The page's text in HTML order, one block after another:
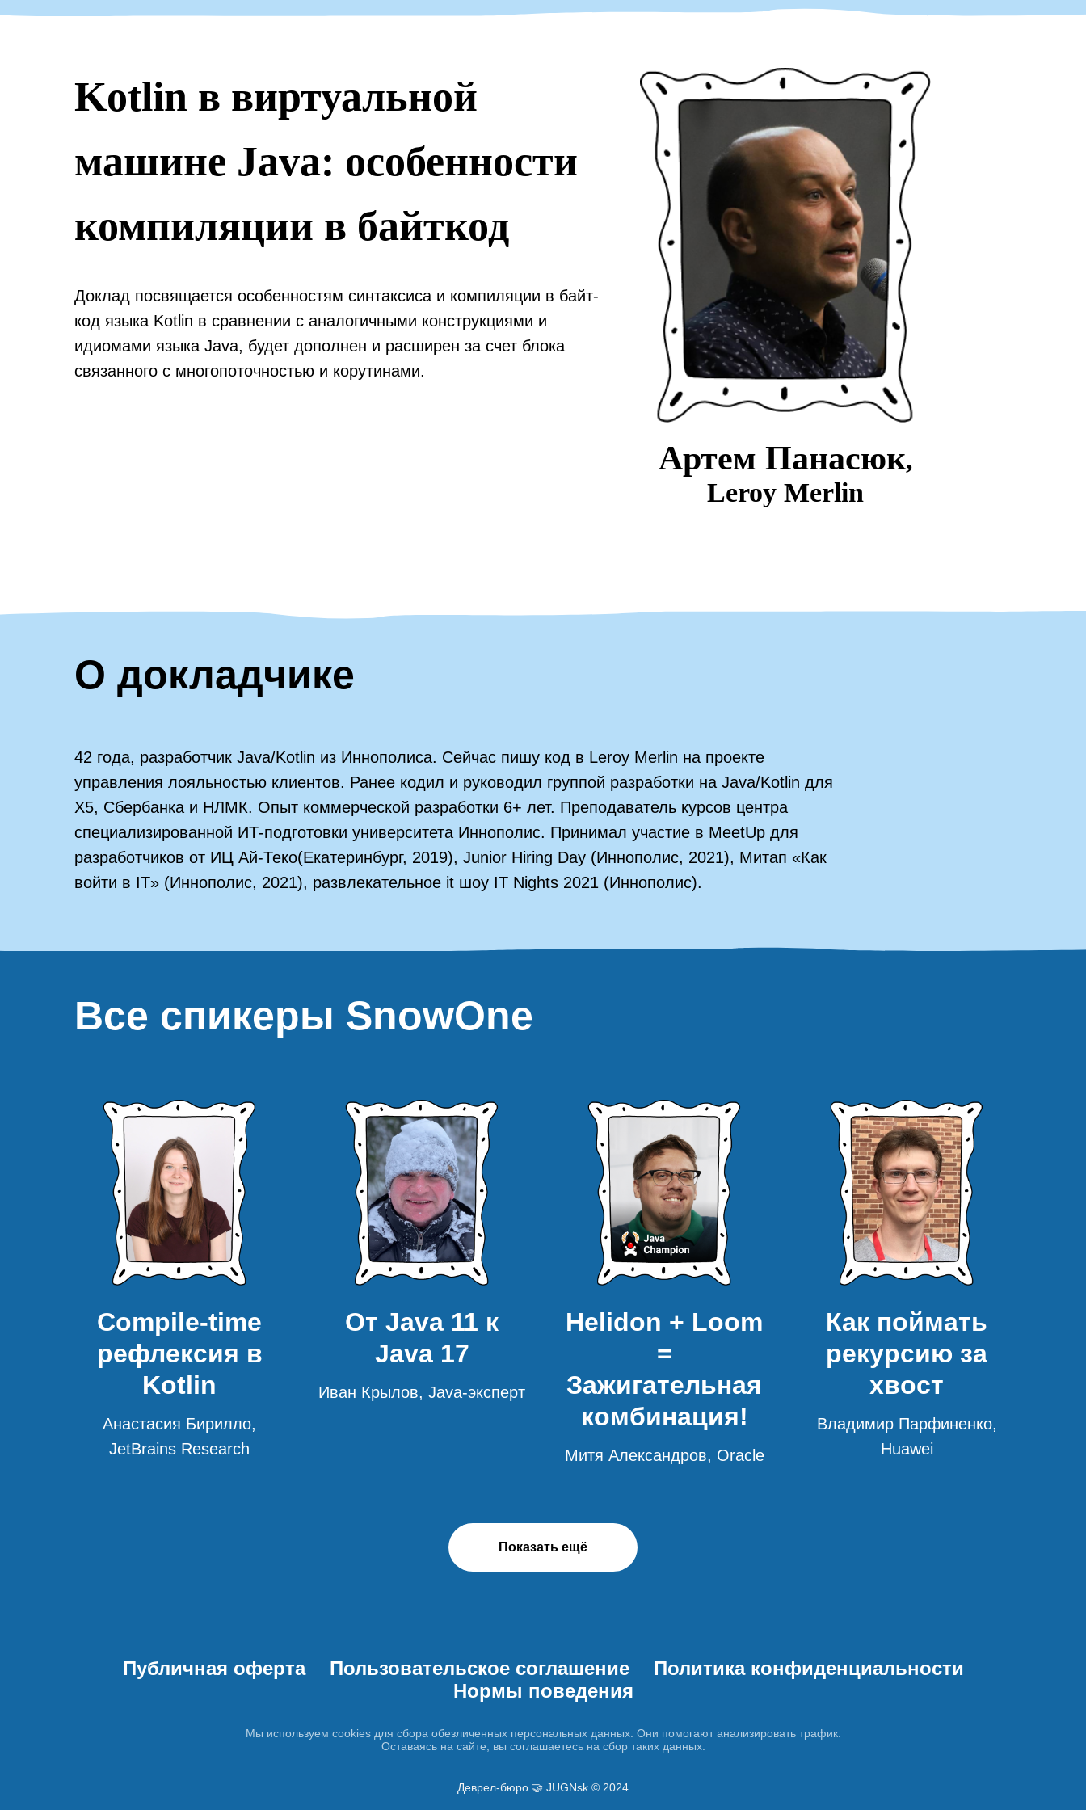
Kotlin в виртуальной
машине Java: особенности
компиляции в байткод
Доклад посвящается особенностям синтаксиса и компиляции в байт-
код языка Kotlin в сравнении с аналогичными конструкциями и
идиомами языка Java, будет дополнен и расширен за счет блока
связанного с многопоточностью и корутинами.
Артем Панасюк,
Leroy Merlin
О докладчике
42 года, разработчик Java/Kotlin из Иннополиса. Сейчас пишу код в Leroy Merlin на проекте
управления лояльностью клиентов. Ранее кодил и руководил группой разработки на Java/Kotlin для
Х5, Сбербанка и НЛМК. Опыт коммерческой разработки 6+ лет. Преподаватель курсов центра
специализированной ИТ-подготовки университета Иннополис. Принимал участие в MeetUp для
разработчиков от ИЦ Ай-Теко(Екатеринбург, 2019), Junior Hiring Day (Иннополис, 2021), Митап «Как
войти в IT» (Иннополис, 2021), развлекательное it шоу IT Nights 2021 (Иннополис).
Все спикеры SnowOne
Compile-time
рефлексия в
Kotlin
Анастасия Бирилло,
JetBrains Research
От Java 11 к
Java 17
Иван Крылов, Java-эксперт
Helidon + Loom
=
Зажигательная
комбинация!
Митя Александров, Oracle
Как поймать
рекурсию за
хвост
Владимир Парфиненко,
Huawei
Показать ещё
Публичная оферта Пользовательское соглашение
Политика конфиденциальности
Нормы поведения
Мы используем cookies для сбора обезличенных персональных данных. Они помогают анализировать трафик.
Оставаясь на сайте, вы соглашаетесь на сбор таких данных.
Деврел-бюро 🤝 JUGNsk © 2024